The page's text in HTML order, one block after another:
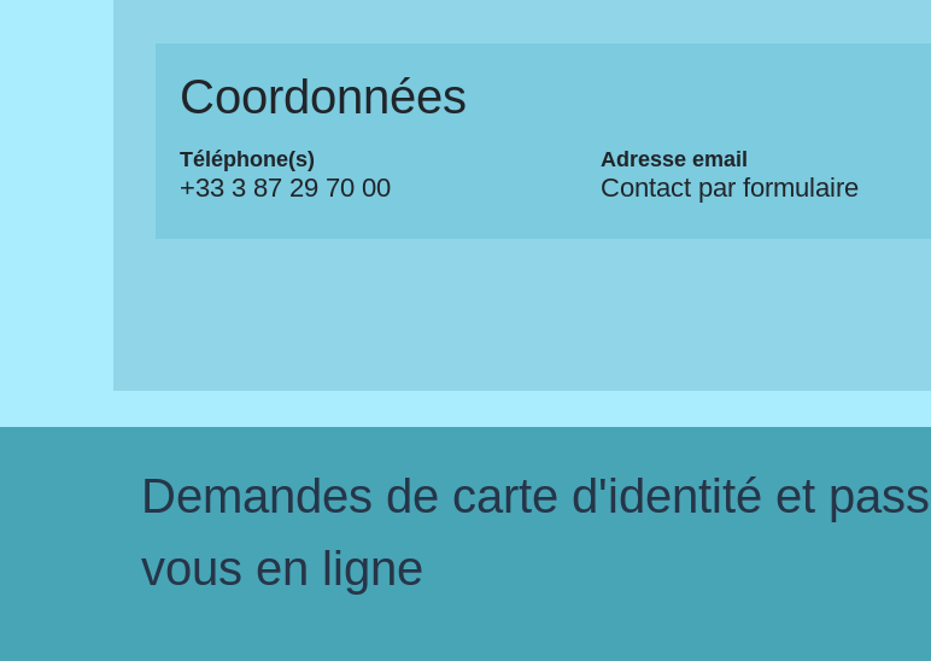
Coordonnées
Téléphone(s)
+33 3 87 29 70 00
Adresse email
Contact par formulaire
Demandes de carte d'identité et
vous en ligne